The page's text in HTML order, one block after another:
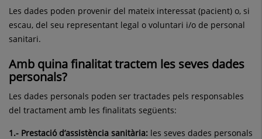
Les dades poden provenir del mateix interessat (pacient) o, si
escau, del seu representant legal o voluntari i/o de personal
sanitari.
Amb quina finalitat tractem les seves dades
personals?
Les dades personals poden ser tractades pels responsables
del tractament amb les finalitats següents:
1.- Prestació d’assistència sanitària: les seves dades personals